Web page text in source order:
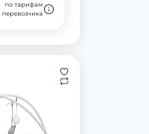
по тарифам
перевозчика